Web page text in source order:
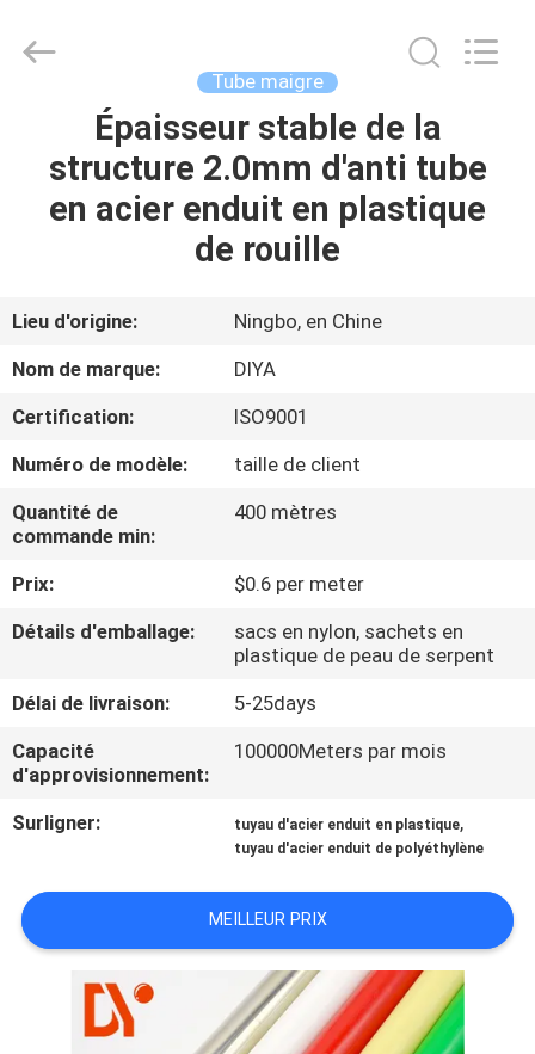
MAISON
PRODUITS
SUJET
DE
NOUS
VISITE
D'USINE
CONTRÔLE
DE
CONTACTEZ-
NOUS
CAS
DEMANDEZ
Equipment
Tube maigre
Épaisseur stable de la
structure 2.0mm d'anti tube
en acier enduit en plastique
de rouille
Lieu d'origine:
Ningbo, en Chine
Nom de marque:
DIYA
Certification:
ISO9001
Numéro de modèle:
taille de client
Quantité de
commande min:
400 mètres
Prix:
$0.6 per meter
Détails d'emballage:
sacs en nylon, sachets en
plastique de peau de serpent
Délai de livraison:
5-25days
Capacité
d'approvisionnement:
100000Meters par mois
Surligner: tuyau d'acier enduit en plastique,
tuyau d'acier enduit de polyéthylène
MEILLEUR PRIX